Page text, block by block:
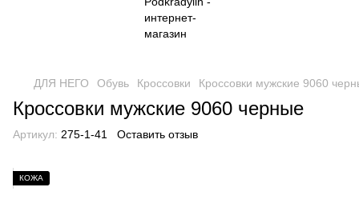
ДЛЯ НЕГО Обувь Кроссовки Кроссовки мужские 9060
Кроссовки мужские 9060 черные
Артикул: 275-1-41 Оставить отзыв
КОЖА